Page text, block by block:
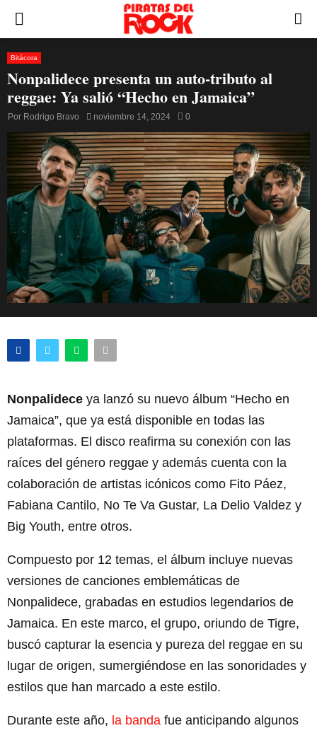
PRIMARY
MENU
Bitácora
Nonpalidece presenta un auto-tributo al
reggae: Ya salió “Hecho en Jamaica”
Por Rodrigo Bravo noviembre 14, 2024 0
Nonpalidece ya lanzó su nuevo álbum “Hecho en
Jamaica”, que ya está disponible en todas las
plataformas. El disco reafirma su conexión con las
raíces del género reggae y además cuenta con la
colaboración de artistas icónicos como Fito Páez,
Fabiana Cantilo, No Te Va Gustar, La Delio Valdez y
Big Youth, entre otros.
Compuesto por 12 temas, el álbum incluye nuevas
versiones de canciones emblemáticas de
Nonpalidece, grabadas en estudios legendarios de
Jamaica. En este marco, el grupo, oriundo de Tigre,
buscó capturar la esencia y pureza del reggae en su
lugar de origen, sumergiéndose en las sonoridades y
estilos que han marcado a este estilo.
Durante este año, la banda fue anticipando algunos